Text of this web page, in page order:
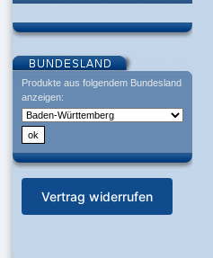
Produkte aus folgendem Bundesland
anzeigen:
Vertrag widerrufen